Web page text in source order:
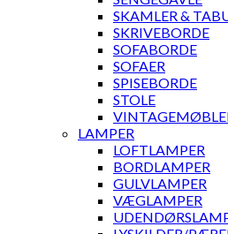
SKAMLER &
SKRIVEBORDE
SOFABORDE
SOFAER
SPISEBORDE
STOLE
LAMPER
LOFTLAMPER
BORDLAMPER
GULVLAMPER
VÆGLAMPER